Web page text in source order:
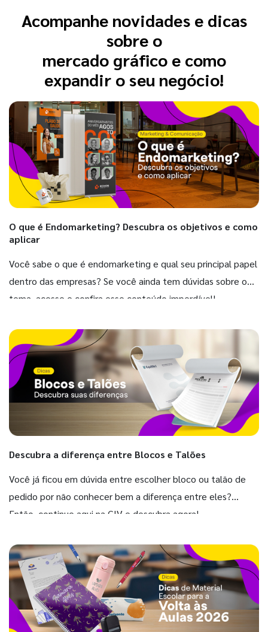
Acompanhe novidades e dicas
sobre o
mercado gráfico e como
expandir o seu negócio!
O que é Endomarketing? Descubra os objetivos e como
aplicar
Você sabe o que é endomarketing e qual seu principal papel
dentro das empresas? Se você ainda tem dúvidas sobre o
tema, acesse e confira esse conteúdo imperdível!
Descubra a diferença entre Blocos e Talões
Você já ficou em dúvida entre escolher bloco ou talão de
pedido por não conhecer bem a diferença entre eles?
Então, continue aqui na GIV e descubra agora!